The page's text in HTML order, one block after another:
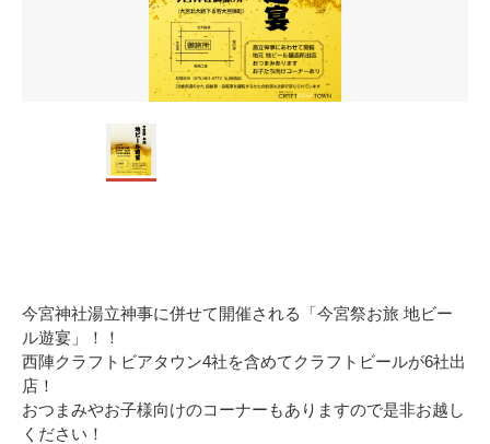
今宮神社湯立神事に併せて開催される「今宮祭お旅 地ビー
ル遊宴」！！
西陣クラフトビアタウン4社を含めてクラフトビールが6社出
店！
おつまみやお子様向けのコーナーもありますので是非お越し
ください！